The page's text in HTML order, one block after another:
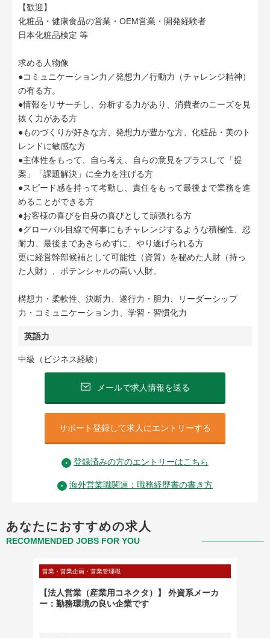
【歓迎】
化粧品・健康食品の営業・OEM営業・開発経験者
日本化粧品検定 等
求める人物像
●コミュニケーション力／発想力／行動力（チャレンジ精神）
の有る方。
●情報をリサーチし、分析する力があり、消費者のニーズを見
抜く力がある方
●ものづくりが好きな方、発想力が豊かな方、化粧品・美のト
レンドに敏感な方
●主体性をもって、自ら考え、自らの意見をプラスして「提
案」「課題解決」に全力を注げる方
●スピード感を持って考動し、責任をもって最後まで業務を進
めることができる方
●お客様の喜びを自身の喜びとして頑張れる方
●グローバル目線で何事にもチャレンジするような積極性、忍
耐力、最後まであきらめずに、やり遂げられる方
更に経営幹部候補として可能性（資質）を秘めた人財（持っ
た人財）、ポテンシャルの高い人財。
構想力・柔軟性、決断力、遂行力・胆力、リーダーシップ
力・コミュニケーション力、学習・習慣化力
英語力
中級（ビジネス経験）
メールで求人情報を送る
サポート登録して求人にエントリーする
登録済みの方のエントリーはこちら
海外営業職関連：職務経歴書の書き方
あなたにおすすめの求人
RECOMMENDED JOBS FOR YOU
営業・営業企画・営業管理職
【法人営業（産業用コネクタ）】 外資系メーカ
ー：勤務環境の良い企業です